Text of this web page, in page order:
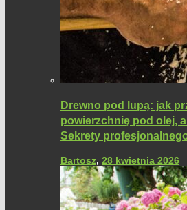
Drewno pod lupą: jak
powierzchnię pod olej,
Sekrety
Bartosz, 28 kwietnia 2026